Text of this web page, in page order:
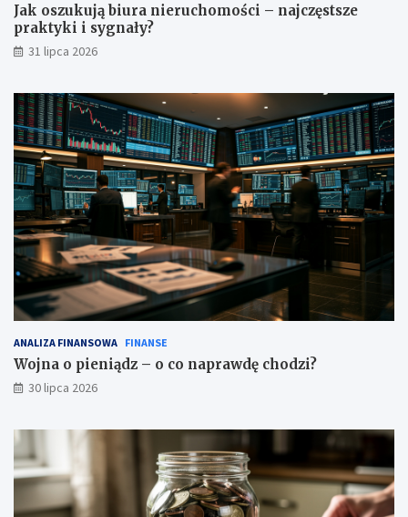
Jak oszukują biura nieruchomości – najczęstsze
praktyki i sygnały?
31 lipca 2026
ANALIZA FINANSOWA FINANSE
Wojna o pieniądz – o co naprawdę chodzi?
30 lipca 2026